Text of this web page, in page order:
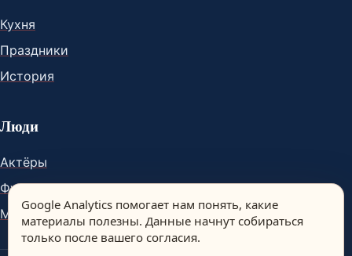
Кухня
Праздники
История
Люди
Актёры
Футболисты
Музыканты
Google Analytics помогает нам понять, какие
материалы полезны. Данные начнут собираться
только после вашего согласия.